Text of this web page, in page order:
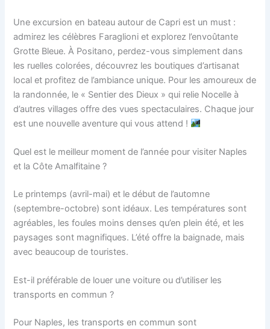
Une excursion en bateau autour de Capri est un must :
admirez les célèbres Faraglioni et explorez l’envoûtante
Grotte Bleue. À Positano, perdez-vous simplement dans
les ruelles colorées, découvrez les boutiques d’artisanat
local et profitez de l’ambiance unique. Pour les amoureux de
la randonnée, le « Sentier des Dieux » qui relie Nocelle à
d’autres villages offre des vues spectaculaires. Chaque jour
est une nouvelle aventure qui vous attend !
Quel est le meilleur moment de l’année pour visiter Naples
et la Côte Amalfitaine ?
Le printemps (avril-mai) et le début de l’automne
(septembre-octobre) sont idéaux. Les températures sont
agréables, les foules moins denses qu’en plein été, et les
paysages sont magnifiques. L’été offre la baignade, mais
avec beaucoup de touristes.
Est-il préférable de louer une voiture ou d’utiliser les
transports en commun ?
Pour Naples, les transports en commun sont